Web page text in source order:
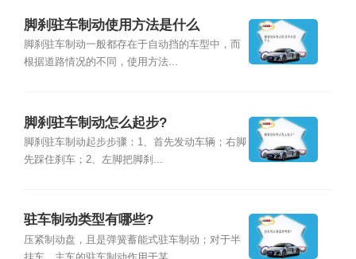
脚刹驻车制动使用方法是什么
脚刹驻车制动一般都存在于自动挡的车型中，而
根据道路情况的不同，使用方法...
脚刹驻车制动怎么起步?
脚刹驻车制动起步步骤：1、首先发动车辆；右脚
先踩住刹车；2、左脚把脚刹...
驻车制动类型有哪些?
压紧制动盘，且是弹簧蓄能式驻车制动；对于半